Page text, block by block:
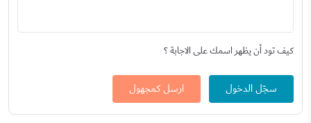
كيف تود أن يظهر اسمك على الاجابة ؟
سجّل الدخول ارسل كمجهول